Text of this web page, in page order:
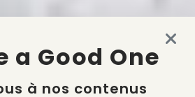
a Good One
à nos contenus